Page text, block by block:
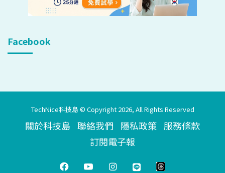
Facebook
TechNice科技島 © Copyright 2026, All Rights Reserved
關於科技島 聯絡我們 隱私政策 服務條款
訂閱電子報